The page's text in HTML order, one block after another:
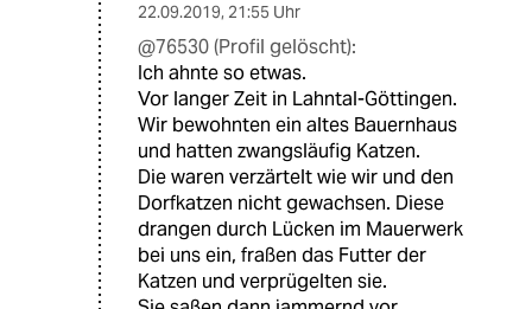
22.09.2019, 21:55 Uhr
@76530 (Profil gelöscht):
Ich ahnte so etwas.
Vor langer Zeit in Lahntal-Göttingen.
Wir bewohnten ein altes Bauernhaus
und hatten zwangsläufig Katzen.
Die waren verzärtelt wie wir und den
Dorfkatzen nicht gewachsen. Diese
drangen durch Lücken im Mauerwerk
bei uns ein, fraßen das Futter der
Katzen und verprügelten sie.